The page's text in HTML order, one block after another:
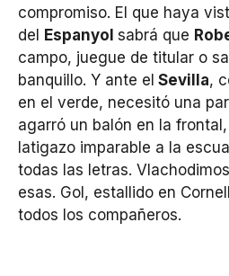
compromiso. El que haya
del Espanyol sabrá que
campo, juegue de titular o
banquillo. Y ante el Sevilla,
en el verde, necesitó una
agarró un balón en la
latigazo imparable a la
todas las letras.
esas. Gol, estallido en
todos los compañeros.